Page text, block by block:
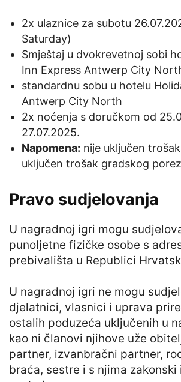
2x ulaznice za subotu
Saturday)
Smještaj u dvokrevetnoj sobi
Inn Express Antwerp City
standardnu sobu u hotelu
Antwerp City North
2x noćenja s doručkom od
27.07.2025.
Napomena: nije uključen
uključen trošak gradskog
Pravo sudjelovanja
U nagradnoj igri mogu
punoljetne fizičke osobe s
prebivališta u Republici
U nagradnoj igri ne mogu
djelatnici, vlasnici i uprava
ostalih poduzeća uključenih u
kao ni članovi njihove uže
partner, izvanbračni partner,
braća, sestre i s njima zakonski